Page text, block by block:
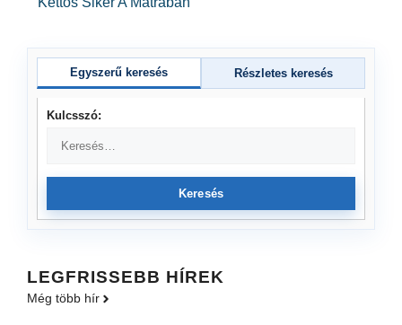
Egyszerű keresés Részletes keresés
Kulcsszó:
Keresés
LEGFRISSEBB HÍREK
Még több hír